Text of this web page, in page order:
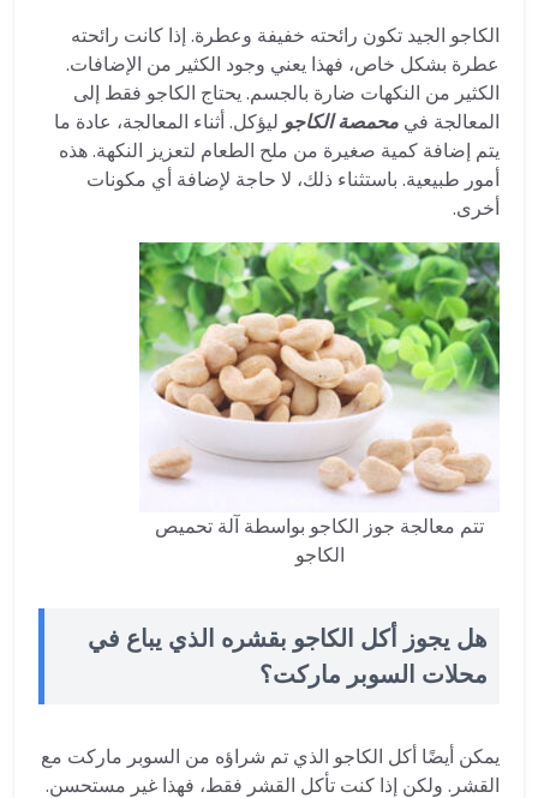
الكاجو الجيد تكون رائحته خفيفة وعطرة. إذا كانت رائحته
عطرة بشكل خاص، فهذا يعني وجود الكثير من الإضافات.
الكثير من النكهات ضارة بالجسم. يحتاج الكاجو فقط إلى
المعالجة في محمصة الكاجو ليؤكل. أثناء المعالجة، عادة ما
يتم إضافة كمية صغيرة من ملح الطعام لتعزيز النكهة. هذه
أمور طبيعية. باستثناء ذلك، لا حاجة لإضافة أي مكونات
أخرى.
تتم معالجة جوز الكاجو بواسطة آلة تحميص
الكاجو
هل يجوز أكل الكاجو بقشره الذي يباع في
محلات السوبر ماركت؟
يمكن أيضًا أكل الكاجو الذي تم شراؤه من السوبر ماركت مع
القشر. ولكن إذا كنت تأكل القشر فقط، فهذا غير مستحسن.